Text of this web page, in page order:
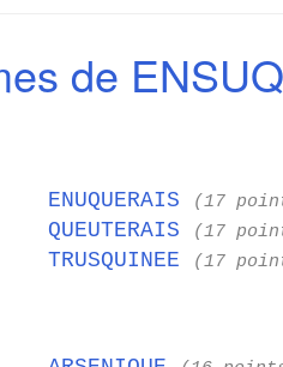
de
ENUQUERAIS (17
QUEUTERAIS (17
TRUSQUINEE (17